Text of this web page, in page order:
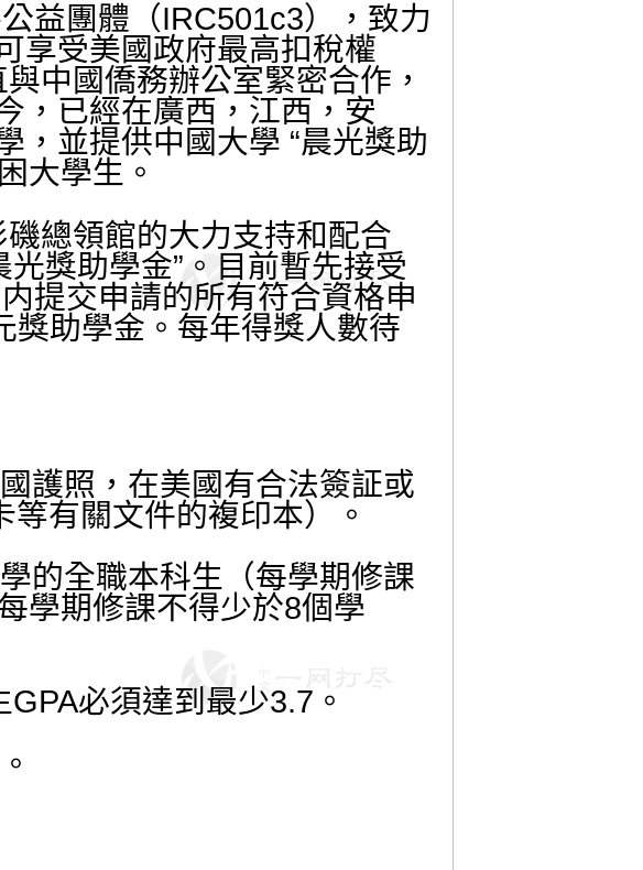
益團體 （IRC501c3）
，致力
享受美國政府最高扣稅權
中國僑務辦公室緊密合作 ，
，已經在廣西，江西，安
，並提供中國大學 “晨光獎助
大學生。
總領館的大力支持和配合
獎助學金”。目前暫先接受
提交申請的所有符合資格申
獎助學金。每年得獎人數待
護照，在美國有合法簽証或
有關文件的複印本）。
的全職本科生（每學期修課
學期修課不得少於8個學
必須達到最少3.7。